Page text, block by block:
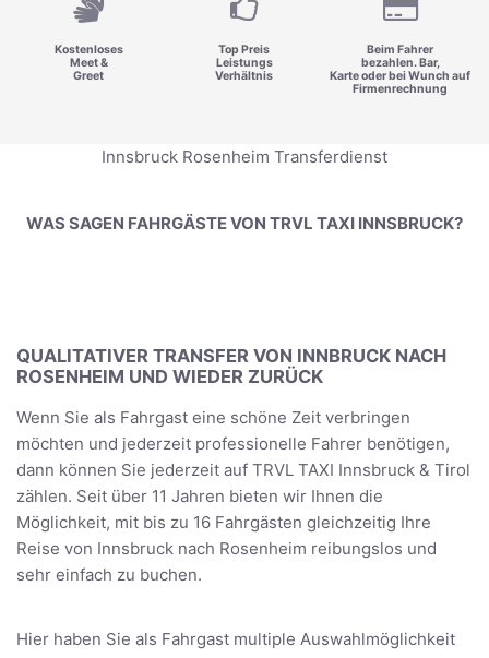
Kostenloses
Meet &
Greet
Top Preis
Leistungs
Verhältnis
Beim Fahrer
bezahlen. Bar,
Karte oder bei Wunch auf
Firmenrechnung
Innsbruck Rosenheim Transferdienst
WAS SAGEN FAHRGÄSTE VON TRVL TAXI INNSBRUCK?
QUALITATIVER TRANSFER VON INNBRUCK NACH
ROSENHEIM UND WIEDER ZURÜCK
Wenn Sie als Fahrgast eine schöne Zeit verbringen
möchten und jederzeit professionelle Fahrer benötigen,
dann können Sie jederzeit auf TRVL TAXI Innsbruck & Tirol
zählen. Seit über 11 Jahren bieten wir Ihnen die
Möglichkeit, mit bis zu 16 Fahrgästen gleichzeitig Ihre
Reise von Innsbruck nach Rosenheim reibungslos und
sehr einfach zu buchen.
Hier haben Sie als Fahrgast multiple Auswahlmöglichkeit